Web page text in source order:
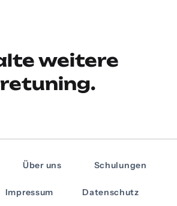
weitere
Über uns Schulungen
Impressum Datenschutz